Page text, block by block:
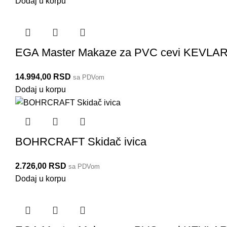
EGA Master Makaze za PVC cevi
14.994,00 RSD sa PDVom
Dodaj u korpu
BOHRCRAFT Skidač ivica
2.726,00 RSD sa PDVom
Dodaj u korpu